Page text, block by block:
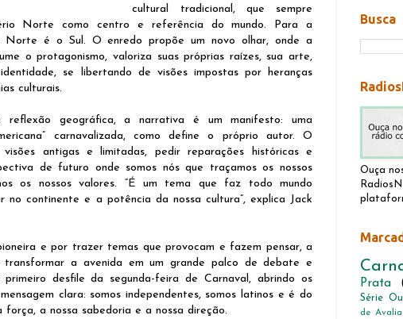
cultural tradicional, que sempre
Norte como centro e referência do mundo. Para a
Norte é o Sul. O enredo propõe um novo olhar, onde a
o protagonismo, valoriza suas próprias raízes, sua arte,
se libertando de visões impostas por heranças
culturais.
reflexão geográfica, a narrativa é um manifesto: uma
carnavalizada, como define o próprio autor. O
antigas e limitadas, pedir reparações históricas e
de futuro onde somos nós que traçamos os nossos
os nossos valores. “É um tema que faz todo mundo
no continente e a potência da nossa cultura”, explica Jack
e por trazer temas que provocam e fazem pensar, a
transformar a avenida em um grande palco de debate e
desfile da segunda-feira de Carnaval, abrindo os
clara: somos independentes, somos latinos e é do
força, a nossa sabedoria e a nossa direção.
Busca
Ouça
Prata
Série
de